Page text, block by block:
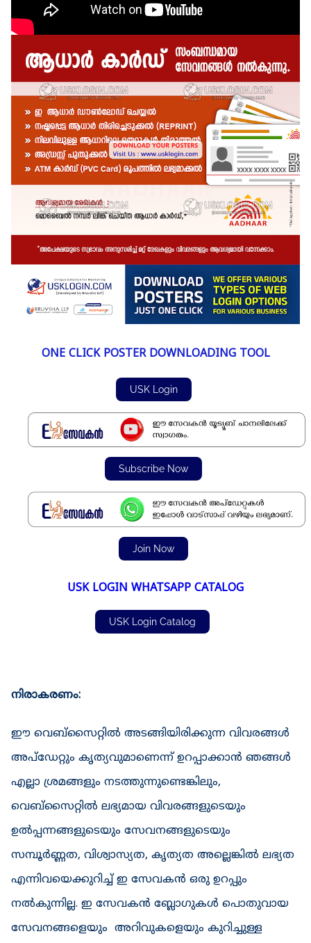
ONE CLICK POSTER DOWNLOADING TOOL
USK Login
Subscribe Now
Join Now
USK LOGIN WHATSAPP CATALOG
USK Login Catalog
നിരാകരണം:
ഈ വെബ്‌സൈറ്റിൽ അടങ്ങിയിരിക്കുന്ന വിവരങ്ങൾ
അപ്‌ഡേറ്റും കൃത്യവുമാണെന്ന് ഉറപ്പാക്കാൻ ഞങ്ങൾ
എല്ലാ ശ്രമങ്ങളും നടത്തുന്നുണ്ടെങ്കിലും,
വെബ്‌സൈറ്റിൽ ലഭ്യമായ വിവരങ്ങളുടെയും
ഉൽപ്പന്നങ്ങളുടെയും സേവനങ്ങളുടെയും
സമ്പൂർണ്ണത, വിശ്വാസ്യത, കൃത്യത അല്ലെങ്കിൽ ലഭ്യത
എന്നിവയെക്കുറിച്ച് ഇ സേവകൻ ഒരു ഉറപ്പും
നൽകുന്നില്ല. ഇ സേവകൻ ബ്ലോഗുകൾ പൊതുവായ
സേവനങ്ങളെയും  അറിവുകളെയും കുറിച്ചുള്ള